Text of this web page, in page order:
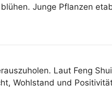
Junge Pflanzen
Laut Feng
Wohlstand und